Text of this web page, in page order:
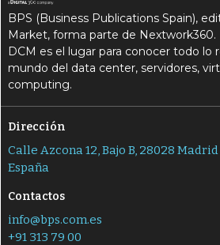
BPS (Business Publications Spain),
Market, forma parte de Nextwork360.
DCM es el lugar para conocer todo lo
mundo del data center, servidores,
computing.
Dirección
Calle Azcona 12, Bajo B, 28028 Madrid
España
Contactos
info@bps.com.es
+91 313 79 00